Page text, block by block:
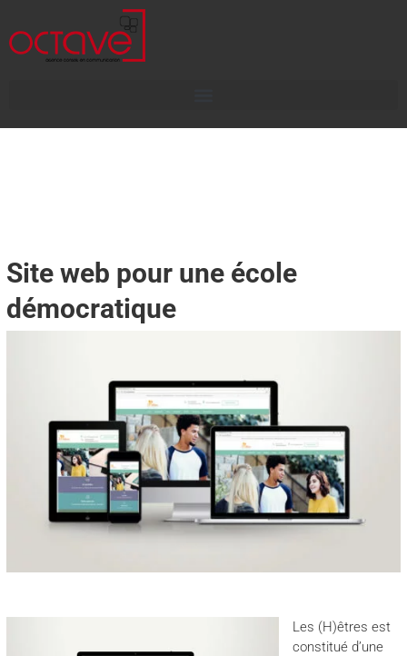
Site web pour une école
démocratique
Les (H)êtres est
constitué d’une